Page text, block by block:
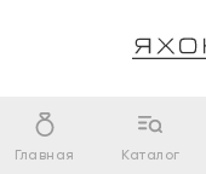
Главная Каталог